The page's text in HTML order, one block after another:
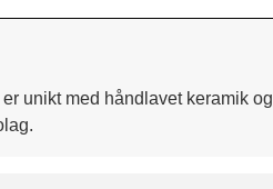
unikt med håndlavet keramik